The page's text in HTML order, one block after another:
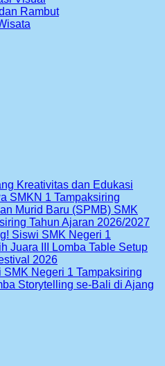
Rambut
Kreativitas dan Edukasi
SMKN 1 Tampaksiring
Murid Baru (SPMB) SMK
Tahun Ajaran 2026/2027
Siswi SMK Negeri 1
Juara III Lomba Table Setup
2026
SMK Negeri 1 Tampaksiring
Storytelling se-Bali di Ajang